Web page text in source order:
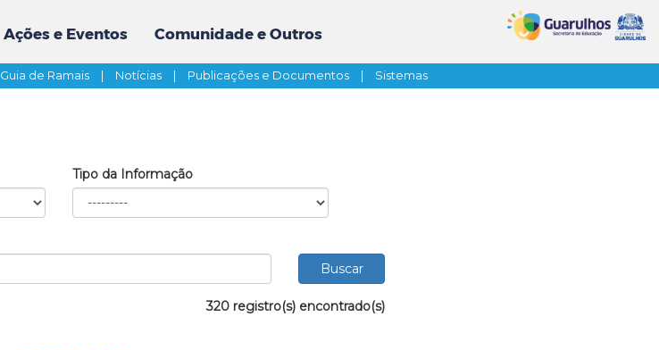
Ações e Eventos Comunidade e Outros
Guia de Ramais | Notícias | Publicações e Documentos | Sistemas
Tipo da Informação
320 registro(s) encontrado(s)